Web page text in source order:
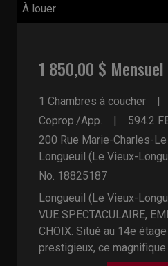
À louer
1 850,00 $ Mensuel
1 Chambres à coucher
Coprop./App.
594.2
200 Rue Marie-Charles-
Longueuil (Le Vieux-
No. 18825187
Longueuil (Le Vieux-
VUE SPECTACULAIRE,
CHOIX. Situé au 14e
prestigieux, ce magnifique